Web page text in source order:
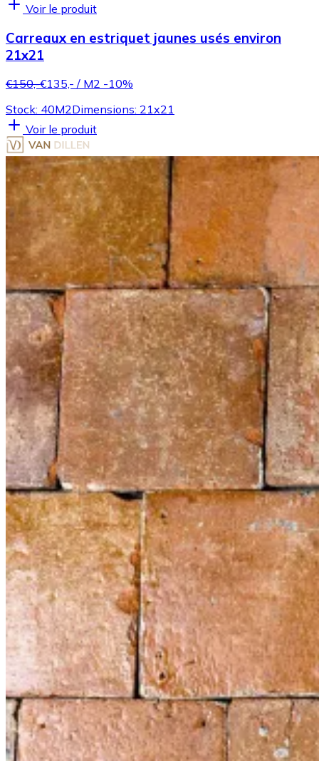
Voir le produit
Carreaux en estriquet jaunes usés environ
21x21
€150,-€135,- / M2 -10%
Stock: 40M2Dimensions: 21x21
Voir le produit